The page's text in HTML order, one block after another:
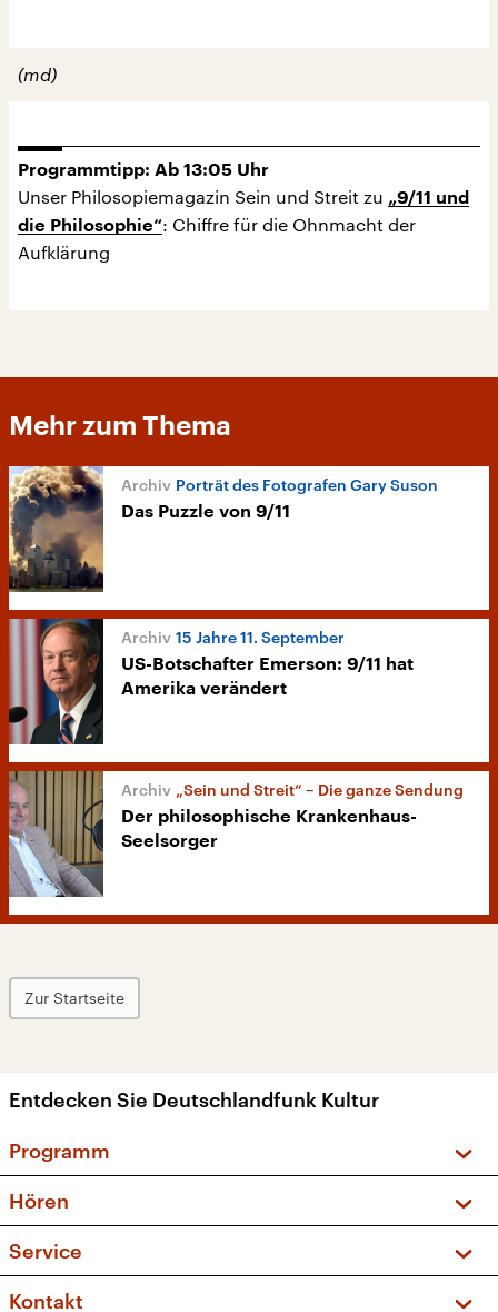
(md)
Programmtipp: Ab 13:05 Uhr
Unser Philosopiemagazin Sein und Streit zu „9/11 und
die Philosophie“: Chiffre für die Ohnmacht der
Aufklärung
Mehr zum Thema
Porträt des Fotografen Gary Suson
Das Puzzle von 9/11
15 Jahre 11. September
US-Botschafter Emerson: 9/11 hat
Amerika verändert
„Sein und Streit“ – Die ganze Sendung
Der philosophische Krankenhaus-
Seelsorger
Zur Startseite
Entdecken Sie Deutschlandfunk Kultur
Programm
Sendungen und Podcasts
Musikliste
Kakadu – Das Kinderprogramm
Hören
Frequenzen (UKW + DAB+)
Service
FAQ
Kontakt